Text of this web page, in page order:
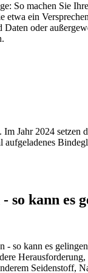
So machen Sie
ein
oder
Im Jahr 2024
aufgeladenes
so kann es
- so kann es
Seidenstoff,